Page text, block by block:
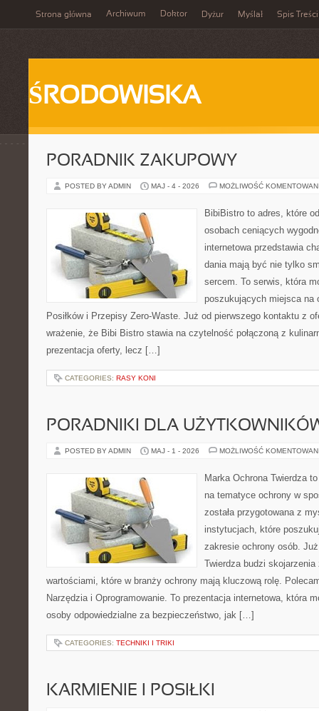
Strona główna Archiwum Doktor Dyżur Myślał Spis Treści
ŚRODOWISKA
PORADNIK ZAKUPOWY
POSTED BY ADMIN MAJ - 4 - 2026 MOŻLIWOŚĆ
BibiBistro to adres, które
osobach ceniących
internetowa przedstawia
dania mają być nie tylko
sercem. To serwis, która
poszukujących miejsca na
Posiłków i Przepisy Zero-Waste. Już od pierwszego kontaktu z
wrażenie, że Bibi Bistro stawia na czytelność połączoną z
prezentacja oferty, lecz […]
CATEGORIES: RASY KONI
PORADNIKI DLA
POSTED BY ADMIN MAJ - 1 - 2026 MOŻLIWOŚĆ
Marka Ochrona Twierdza
na tematyce ochrony w
została przygotowana z
instytucjach, które
zakresie ochrony osób.
Twierdza budzi
wartościami, które w branży ochrony mają kluczową rolę.
Narzędzia i Oprogramowanie. To prezentacja internetowa, która
osoby odpowiedzialne za bezpieczeństwo, jak […]
CATEGORIES: TECHNIKI I TRIKI
KARMIENIE I POSIŁKI